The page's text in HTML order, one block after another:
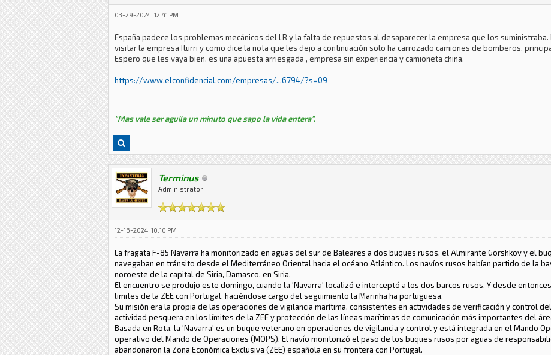
03-29-2024, 12:41 PM
España padece los problemas mecánicos del LR y la falta de repuestos al desaparecer la empresa que los
visitar la empresa Iturri y como dice la nota que les dejo a continuación solo ha carrozado camiones de bomberos,
Espero que les vaya bien, es una apuesta arriesgada , empresa sin experiencia y camioneta china.
https://www.elconfidencial.com/empresas/...6794/?s=09
"Mas vale ser aguila un minuto que sapo la vida entera".
Terminus
Administrator
12-16-2024, 10:10 PM
La fragata F-85 Navarra ha monitorizado en aguas del sur de Baleares a dos buques rusos, el Almirante Gorshkov y el
navegaban en tránsito desde el Mediterráneo Oriental hacia el océano Atlántico. Los navíos rusos habían partido de la
noroeste de la capital de Siria, Damasco, en Siria.
El encuentro se produjo este domingo, cuando la 'Navarra' localizó e interceptó a los dos barcos rusos. Y desde
limites de la ZEE con Portugal, haciéndose cargo del seguimiento la Marinha ha portuguesa.
Su misión era la propia de las operaciones de vigilancia marítima, consistentes en actividades de verificación y control
actividad pesquera en los límites de la ZEE y protección de las líneas marítimas de comunicación más importantes del
Basada en Rota, la 'Navarra' es un buque veterano en operaciones de vigilancia y control y está integrada en el Mando
operativo del Mando de Operaciones (MOPS). El navío monitorizó el paso de los buques rusos por aguas de
abandonaron la Zona Económica Exclusiva (ZEE) española en su frontera con Portugal.